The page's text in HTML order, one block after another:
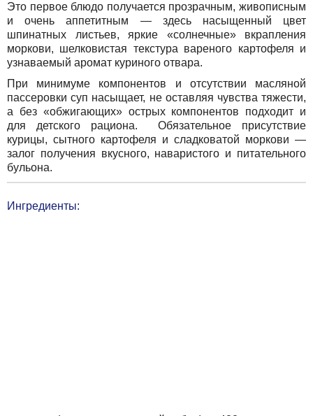
Это первое блюдо получается прозрачным, живописным
и очень аппетитным — здесь насыщенный цвет
шпинатных листьев, яркие «солнечные» вкрапления
моркови, шелковистая текстура вареного картофеля и
узнаваемый аромат куриного отвара.
При минимуме компонентов и отсутствии масляной
пассеровки суп насыщает, не оставляя чувства тяжести,
а без «обжигающих» острых компонентов подходит и
для детского рациона. Обязательное присутствие
курицы, сытного картофеля и сладковатой моркови —
залог получения вкусного, наваристого и питательного
бульона.
Ингредиенты: